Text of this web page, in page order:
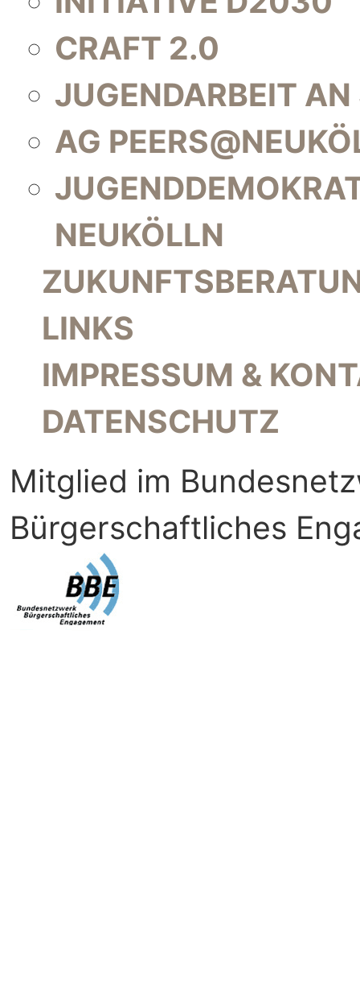
CRAFT 2.0
JUGENDARBEIT
AG
NEUKÖLLN
LINKS
IMPRESSUM &
DATENSCHUTZ
Mitglied im
Bürgerschaftliches